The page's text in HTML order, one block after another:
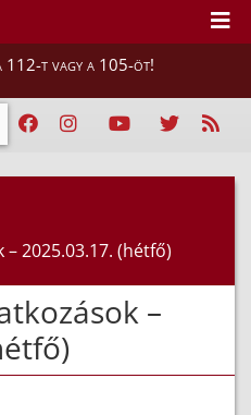
112-t vagy a 105-öt!
2025.03.17. (hétfő)
–